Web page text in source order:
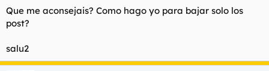
Que me aconsejais? Como hago yo para bajar solo los
post?
salu2